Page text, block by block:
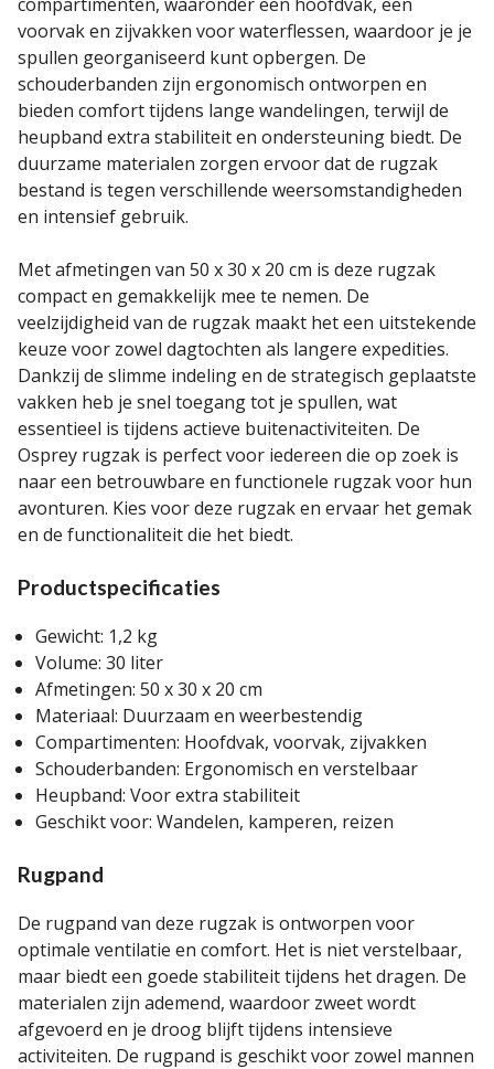
voorvak en zijvakken voor waterflessen, waardoor je je
spullen georganiseerd kunt opbergen. De
schouderbanden zijn ergonomisch ontworpen en
bieden comfort tijdens lange wandelingen, terwijl de
heupband extra stabiliteit en ondersteuning biedt. De
duurzame materialen zorgen ervoor dat de rugzak
bestand is tegen verschillende weersomstandigheden
en intensief gebruik.
Met afmetingen van 50 x 30 x 20 cm is deze rugzak
compact en gemakkelijk mee te nemen. De
veelzijdigheid van de rugzak maakt het een uitstekende
keuze voor zowel dagtochten als langere expedities.
Dankzij de slimme indeling en de strategisch geplaatste
vakken heb je snel toegang tot je spullen, wat
essentieel is tijdens actieve buitenactiviteiten. De
Osprey rugzak is perfect voor iedereen die op zoek is
naar een betrouwbare en functionele rugzak voor hun
avonturen. Kies voor deze rugzak en ervaar het gemak
en de functionaliteit die het biedt.
Productspecificaties
Gewicht: 1,2 kg
Volume: 30 liter
Afmetingen: 50 x 30 x 20 cm
Materiaal: Duurzaam en weerbestendig
Compartimenten: Hoofdvak, voorvak, zijvakken
Schouderbanden: Ergonomisch en verstelbaar
Heupband: Voor extra stabiliteit
Geschikt voor: Wandelen, kamperen, reizen
Rugpand
De rugpand van deze rugzak is ontworpen voor
optimale ventilatie en comfort. Het is niet verstelbaar,
maar biedt een goede stabiliteit tijdens het dragen. De
materialen zijn ademend, waardoor zweet wordt
afgevoerd en je droog blijft tijdens intensieve
activiteiten. De rugpand is geschikt voor zowel mannen